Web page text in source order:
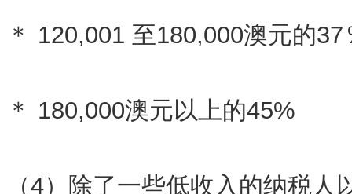
＊ 120,001 至180,000澳元的37
＊ 180,000澳元以上的45%
（4）除了一些低收入的纳税